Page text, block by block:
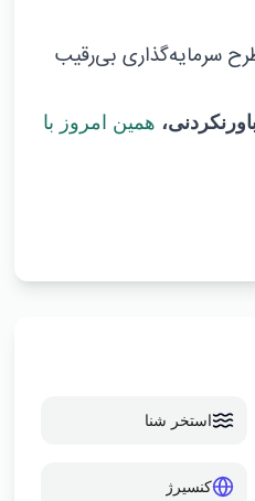
سرمایه‌گذاری بی‌رقیب
همین امروز با
استخر شنا
کنسیرژ